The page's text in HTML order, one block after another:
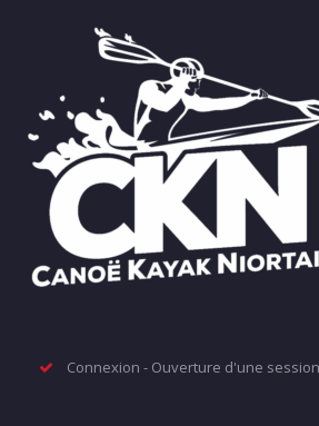
Connexion - Ouverture d'une session